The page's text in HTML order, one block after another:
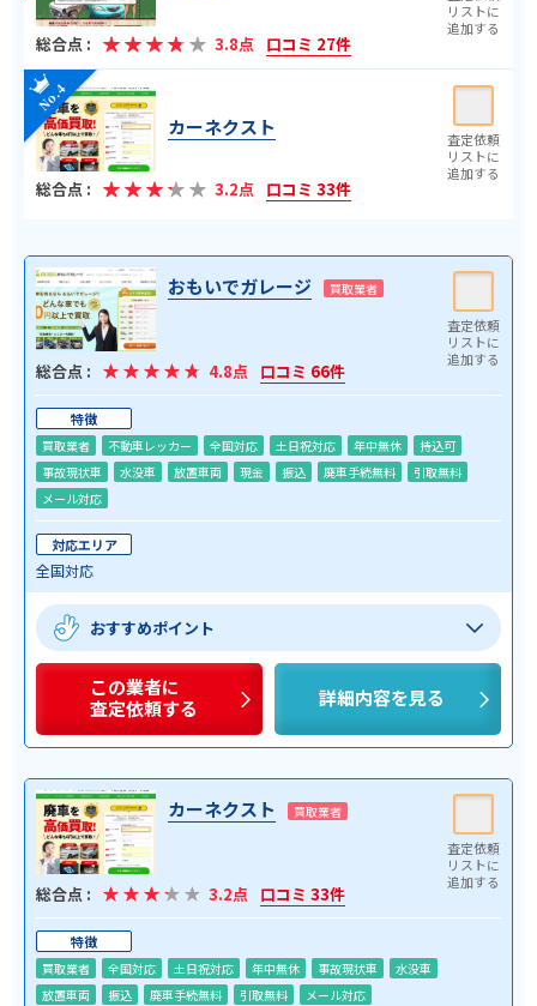
総合点 : 3.8点 口コミ 27件
カーネクスト
総合点 : 3.2点 口コミ 33件
おもいでガレージ 買取業者
総合点 : 4.8点 口コミ 66件
特徴
買取業者 不動車レッカー 全国対応 土日祝対応 年中無休
持込可
事故現状車
水没車 放置車両 現金 振込 廃車手続無料
引取無料
メール対応
対応エリア
全国対応
おすすめポイント
この業者に
査定依頼する
詳細内容を見る
カーネクスト 買取業者
総合点 : 3.2点 口コミ 33件
特徴
買取業者 全国対応 土日祝対応 年中無休 事故現状車
水没車
放置車両
振込 廃車手続無料 引取無料 メール対応